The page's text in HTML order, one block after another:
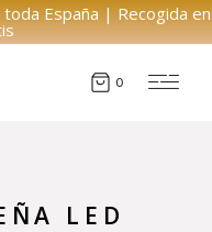
España | Recogida en
0
LED